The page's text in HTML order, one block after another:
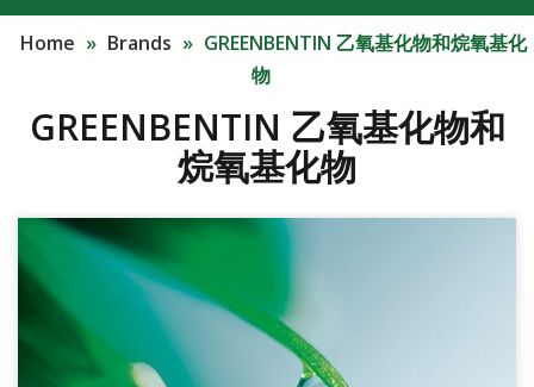
Home » Brands » GREENBENTIN 乙氧基化物和烷氧基化
物
GREENBENTIN 乙氧基化物和
烷氧基化物